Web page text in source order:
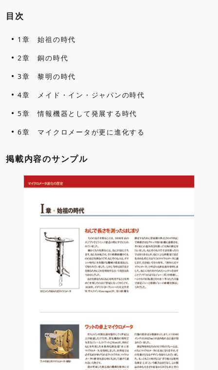
目次
1章 始祖の時代
2章 銅の時代
3章 黎明の時代
4章 メイド・イン・ジャパンの時代
5章 情報機器として発展する時代
6章 マイクロメータが更に進化する
掲載内容のサンプル